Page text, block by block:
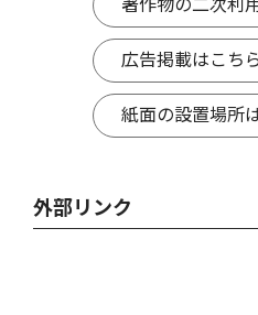
著作物の二次利
広告掲載はこち
紙面の設置場所
外部リンク